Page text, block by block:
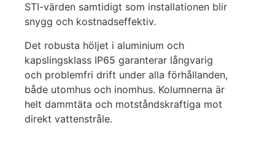
STI-värden samtidigt som installationen blir
snygg och kostnadseffektiv.
Det robusta höljet i aluminium och
kapslingsklass IP65 garanterar långvarig
och problemfri drift under alla förhållanden,
både utomhus och inomhus. Kolumnerna är
helt dammtäta och motståndskraftiga mot
direkt vattenstråle.